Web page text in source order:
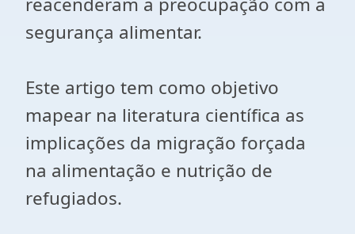
segurança alimentar.
Este artigo tem como objetivo
mapear na literatura científica as
implicações da migração forçada
na alimentação e nutrição de
refugiados.